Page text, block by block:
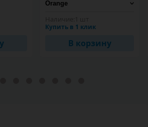
Купить в 1 клик
В корзину